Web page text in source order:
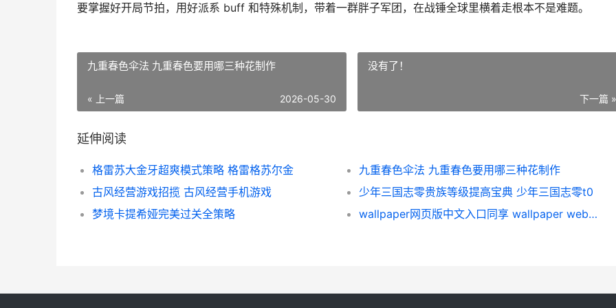
要掌握好开局节拍，用好派系 buff 和特殊机制，带着一群胖子军团，在战锤全球里横着走根本不是难题。
九重春色伞法 九重春色要用哪三种花制作
« 上一篇 2026-05-30
没有了！
下一篇 »
延伸阅读
格雷苏大金牙超爽模式策略 格雷格苏尔金
九重春色伞法 九重春色要用哪三种花制作
古风经营游戏招揽 古风经营手机游戏
少年三国志零贵族等级提高宝典 少年三国志零t0
梦境卡提希娅完美过关全策略
wallpaper网页版中文入口同享 wallpaper website